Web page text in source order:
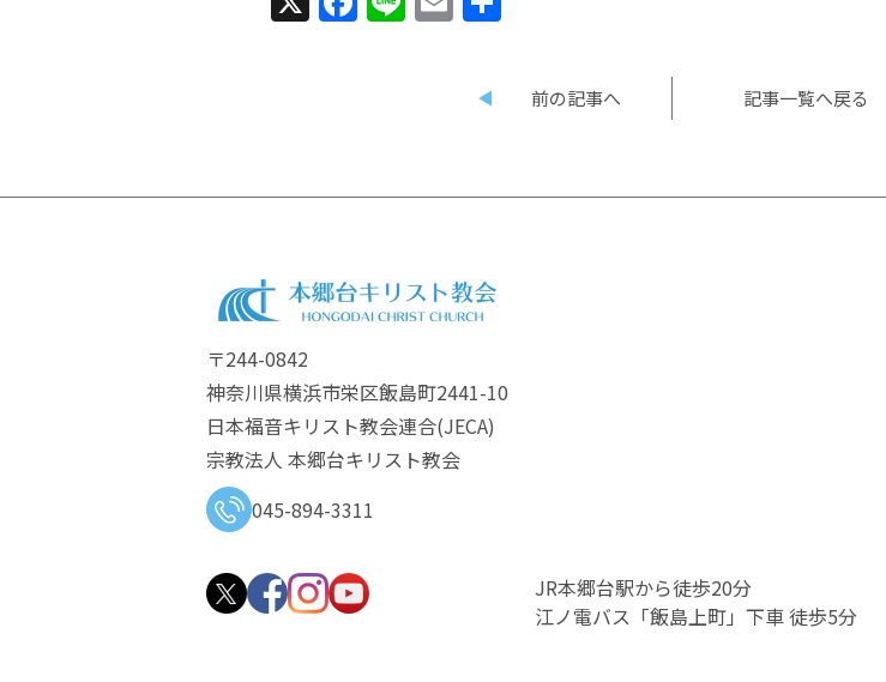
前の記事へ 記事一覧へ戻る
〒244-0842
神奈川県横浜市栄区飯島町2441-10
日本福音キリスト教会連合​(JECA)
宗教法人 本郷台キリスト教会
045-894-3311
JR本郷台駅から徒歩20分
江ノ電バス「飯島上町」下車 徒歩5分